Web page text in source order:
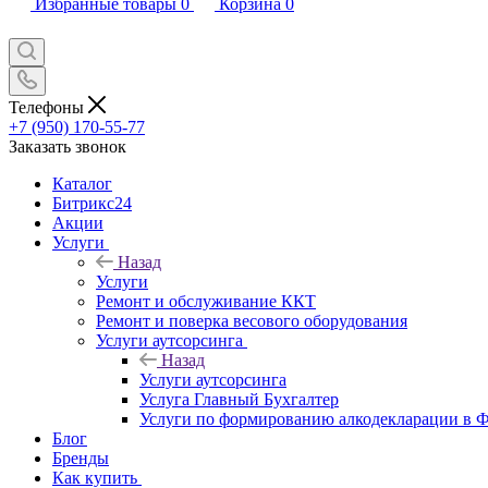
Избранные товары 0 Корзина 0
Телефоны
+7 (950) 170-55-77
Заказать звонок
Каталог
Битрикс24
Акции
Услуги
Назад
Услуги
Ремонт и обслуживание ККТ
Ремонт и поверка весового оборудования
Услуги аутсорсинга
Назад
Услуги аутсорсинга
Услуга Главный Бухгалтер
Услуги по формированию алкодекларации в
Блог
Бренды
Как купить